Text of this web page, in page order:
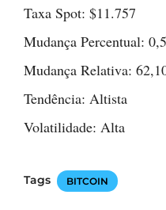
Taxa Spot: $11.757
Mudança Percentual:
Mudança Relativa:
Tendência: Altista
Volatilidade: Alta
Tags BITCOIN